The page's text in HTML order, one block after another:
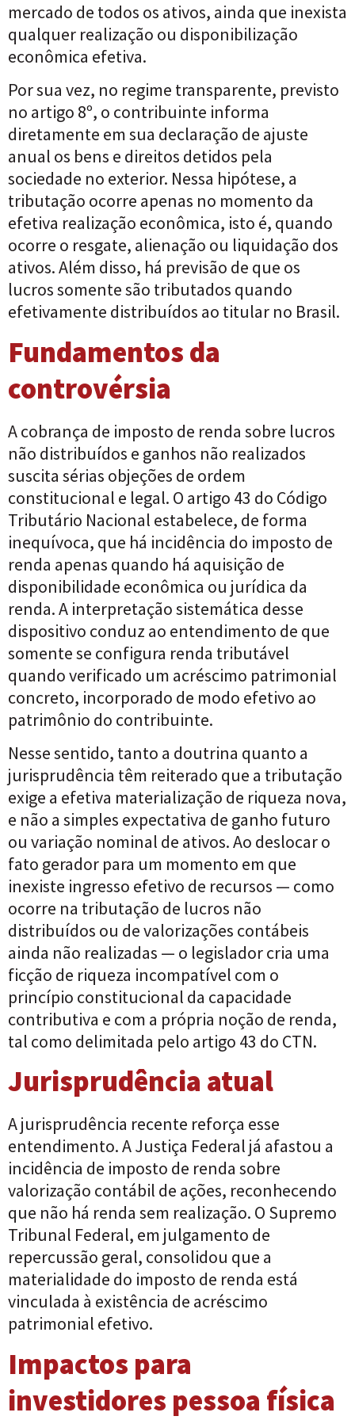
mercado de todos os ativos, ainda que inexista
qualquer realização ou disponibilização
econômica efetiva.
Por sua vez, no regime transparente, previsto
no artigo 8º, o contribuinte informa
diretamente em sua declaração de ajuste
anual os bens e direitos detidos pela
sociedade no exterior. Nessa hipótese, a
tributação ocorre apenas no momento da
efetiva realização econômica, isto é, quando
ocorre o resgate, alienação ou liquidação dos
ativos. Além disso, há previsão de que os
lucros somente são tributados quando
efetivamente distribuídos ao titular no Brasil.
Fundamentos da
controvérsia
A cobrança de imposto de renda sobre lucros
não distribuídos e ganhos não realizados
suscita sérias objeções de ordem
constitucional e legal. O artigo 43 do Código
Tributário Nacional estabelece, de forma
inequívoca, que há incidência do imposto de
renda apenas quando há aquisição de
disponibilidade econômica ou jurídica da
renda. A interpretação sistemática desse
dispositivo conduz ao entendimento de que
somente se configura renda tributável
quando verificado um acréscimo patrimonial
concreto, incorporado de modo efetivo ao
patrimônio do contribuinte.
Nesse sentido, tanto a doutrina quanto a
jurisprudência têm reiterado que a tributação
exige a efetiva materialização de riqueza nova,
e não a simples expectativa de ganho futuro
ou variação nominal de ativos. Ao deslocar o
fato gerador para um momento em que
inexiste ingresso efetivo de recursos — como
ocorre na tributação de lucros não
distribuídos ou de valorizações contábeis
ainda não realizadas — o legislador cria uma
ficção de riqueza incompatível com o
princípio constitucional da capacidade
contributiva e com a própria noção de renda,
tal como delimitada pelo artigo 43 do CTN.
Jurisprudência atual
A jurisprudência recente reforça esse
entendimento. A Justiça Federal já afastou a
incidência de imposto de renda sobre
valorização contábil de ações, reconhecendo
que não há renda sem realização. O Supremo
Tribunal Federal, em julgamento de
repercussão geral, consolidou que a
materialidade do imposto de renda está
vinculada à existência de acréscimo
patrimonial efetivo.
Impactos para
investidores pessoa física